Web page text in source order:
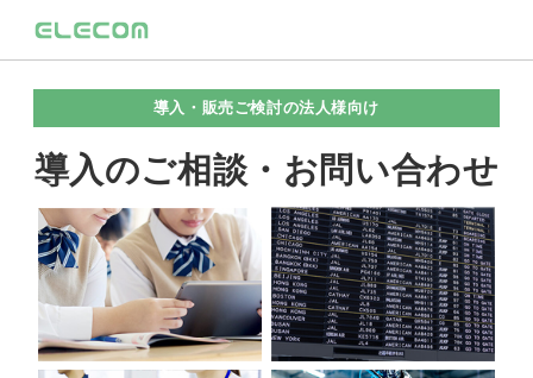
導入・販売ご検討の法人様向け
導入のご相談・お問い合わせ